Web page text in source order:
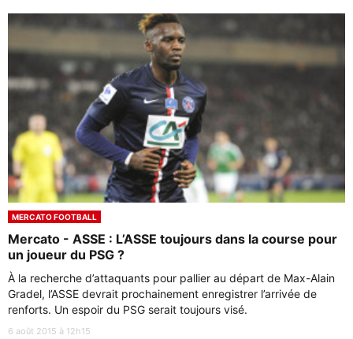
MERCATO FOOTBALL
Mercato - ASSE : L’ASSE toujours dans la course pour
un joueur du PSG ?
À la recherche d’attaquants pour pallier au départ de Max-Alain
Gradel, l’ASSE devrait prochainement enregistrer l’arrivée de
renforts. Un espoir du PSG serait toujours visé.
6 août 2015 à 12h15